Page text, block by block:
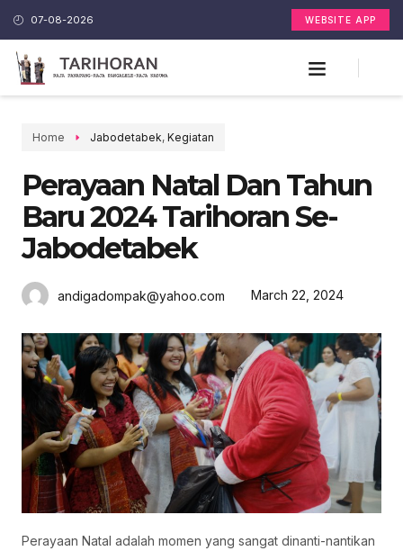
07-08-2026 WEBSITE APP
Home Jabodetabek, Kegiatan
Perayaan Natal Dan Tahun
Baru 2024 Tarihoran Se-
Jabodetabek
andigadompak@yahoo.com March 22, 2024
Perayaan Natal adalah momen yang sangat dinanti-nantikan